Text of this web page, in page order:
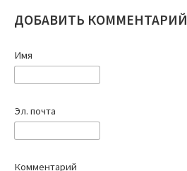
ДОБАВИТЬ КОММЕНТАРИЙ
Имя
Эл. почта
Комментарий